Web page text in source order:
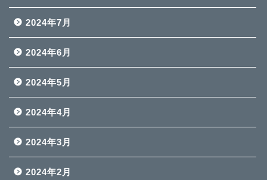
2024年7月
2024年6月
2024年5月
2024年4月
2024年3月
2024年2月